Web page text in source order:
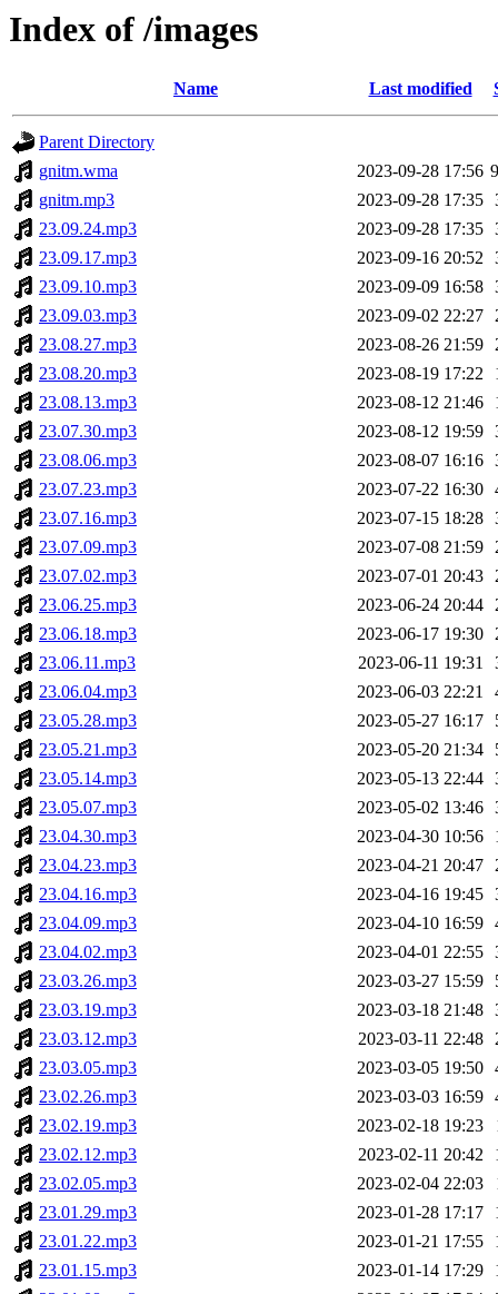
Index of /images
Name Last modified
Parent Directory
gnitm.wma
2023-09-28 17:56
gnitm.mp3
2023-09-28 17:35
23.09.24.mp3
2023-09-28 17:35
23.09.17.mp3
2023-09-16 20:52
23.09.10.mp3
2023-09-09 16:58
23.09.03.mp3
2023-09-02 22:27
23.08.27.mp3
2023-08-26 21:59
23.08.20.mp3
2023-08-19 17:22
23.08.13.mp3
2023-08-12 21:46
23.07.30.mp3
2023-08-12 19:59
23.08.06.mp3
2023-08-07 16:16
23.07.23.mp3
2023-07-22 16:30
23.07.16.mp3
2023-07-15 18:28
23.07.09.mp3
2023-07-08 21:59
23.07.02.mp3
2023-07-01 20:43
23.06.25.mp3
2023-06-24 20:44
23.06.18.mp3
2023-06-17 19:30
23.06.11.mp3
2023-06-11 19:31
23.06.04.mp3
2023-06-03 22:21
23.05.28.mp3
2023-05-27 16:17
23.05.21.mp3
2023-05-20 21:34
23.05.14.mp3
2023-05-13 22:44
23.05.07.mp3
2023-05-02 13:46
23.04.30.mp3
2023-04-30 10:56
23.04.23.mp3
2023-04-21 20:47
23.04.16.mp3
2023-04-16 19:45
23.04.09.mp3
2023-04-10 16:59
23.04.02.mp3
2023-04-01 22:55
23.03.26.mp3
2023-03-27 15:59
23.03.19.mp3
2023-03-18 21:48
23.03.12.mp3
2023-03-11 22:48
23.03.05.mp3
2023-03-05 19:50
23.02.26.mp3
2023-03-03 16:59
23.02.19.mp3
2023-02-18 19:23
23.02.12.mp3
2023-02-11 20:42
23.02.05.mp3
2023-02-04 22:03
23.01.29.mp3
2023-01-28 17:17
23.01.22.mp3
2023-01-21 17:55
23.01.15.mp3
2023-01-14 17:29